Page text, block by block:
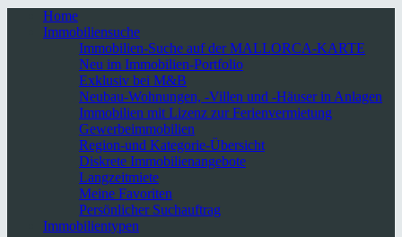
Home
Immobiliensuche
Immobilien-Suche auf der MALLORCA-KARTE
Neu im Immobilien-Portfolio
Exklusiv bei M&B
Neubau-Wohnungen, -Villen und -Häuser in Anlagen
Immobilien mit Lizenz zur Ferienvermietung
Gewerbeimmobilien
Region-und Kategorie-Übersicht
Diskrete Immobilienangebote
Langzeitmiete
Meine Favoriten
Persönlicher Suchauftrag
Immobilientypen